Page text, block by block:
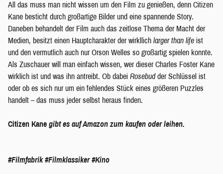
All das muss man nicht wissen um den Film zu genießen, denn Citizen
Kane besticht durch großartige Bilder und eine spannende Story.
Daneben behandelt der Film auch das zeitlose Thema der Macht der
Medien, besitzt einen Hauptcharakter der wirkllich larger than life ist
und den vermutlich auch nur Orson Welles so großartig spielen konnte.
Als Zuschauer will man einfach wissen, wer dieser Charles Foster Kane
wirklich ist und was ihn antreibt. Ob dabei Rosebudder Schlüssel ist
oder ob es sich nur um ein fehlendes Stück eines größeren Puzzles
handelt – das muss jeder selbst heraus finden.
Citizen Kane gibt es auf Amazon zum kaufen oder leihen.
#Filmfabrik #Filmklassiker #Kino